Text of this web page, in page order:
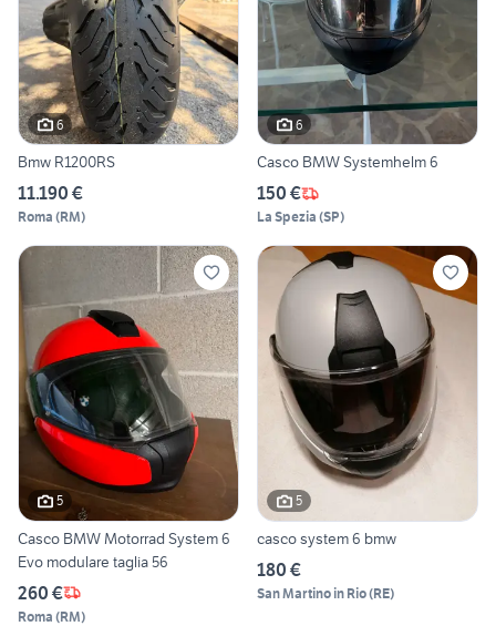
6
Bmw R1200RS
11.190 €
Roma (RM)
6
Casco BMW Systemhelm 6
150 €
La Spezia (SP)
5
Casco BMW Motorrad System 6
Evo modulare taglia 56
260 €
Roma (RM)
5
casco system 6 bmw
180 €
San Martino in Rio(RE)